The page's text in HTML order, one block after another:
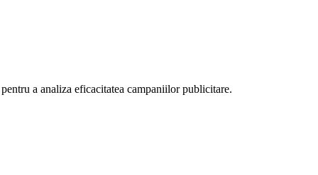
a analiza eficacitatea campaniilor publicitare.